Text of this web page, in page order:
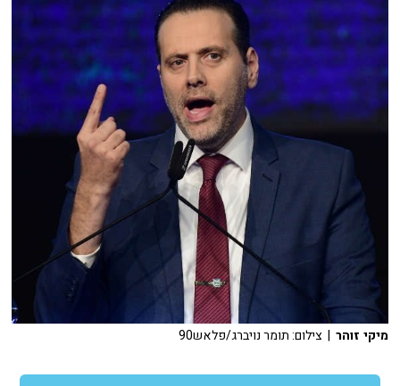
מיקי זוהר | צילום: תומר נויברג/פלאש90